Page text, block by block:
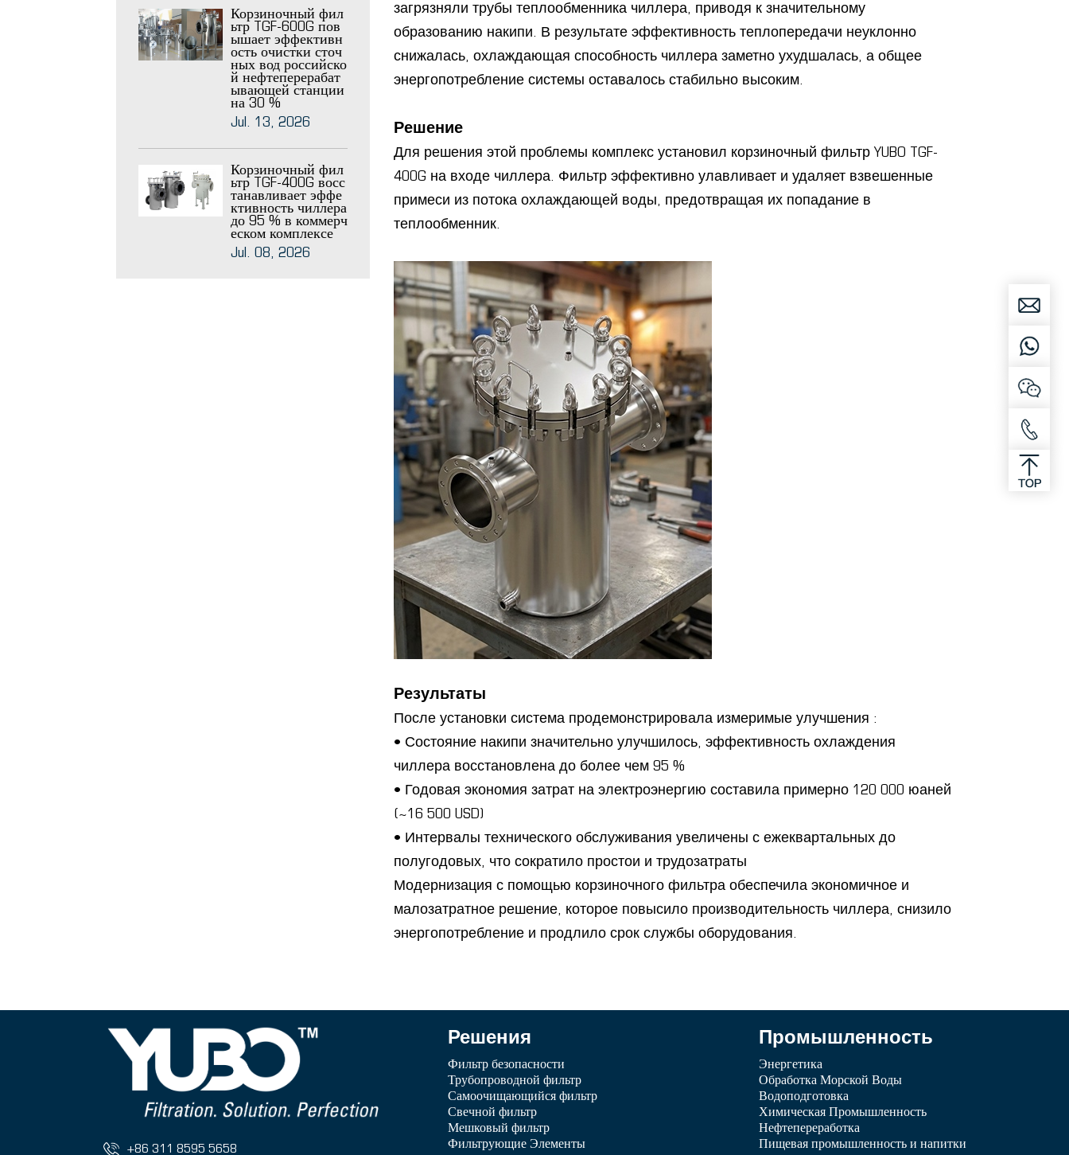
загрязняли трубы теплообменника чиллера, приводя к значительному
образованию накипи. В результате эффективность теплопередачи неуклонно
снижалась, охлаждающая способность чиллера заметно ухудшалась, а общее
энергопотребление системы оставалось стабильно высоким.
Решение
Для решения этой проблемы комплекс установил корзиночный фильтр YUBO TGF-
400G на входе чиллера. Фильтр эффективно улавливает и удаляет взвешенные
примеси из потока охлаждающей воды, предотвращая их попадание в
теплообменник.
Результаты
После установки система продемонстрировала измеримые улучшения :
• Состояние накипи значительно улучшилось, эффективность охлаждения
чиллера восстановлена до более чем 95 %
• Годовая экономия затрат на электроэнергию составила примерно 120 000 юаней
(~16 500 USD)
• Интервалы технического обслуживания увеличены с ежеквартальных до
полугодовых, что сократило простои и трудозатраты
Модернизация с помощью корзиночного фильтра обеспечила экономичное и
малозатратное решение, которое повысило производительность чиллера, снизило
энергопотребление и продлило срок службы оборудования.
Корзиночный фил
ьтр TGF-600G пов
ышает эффективн
ость очистки сточ
ных вод российско
й нефтеперерабат
ывающей станции
на 30 %
Jul. 13, 2026
Корзиночный фил
ьтр TGF-400G восс
танавливает эффе
ктивность чиллера
до 95 % в коммерч
еском комплексе
Jul. 08, 2026
+86 311 8595 5658
Решения
Фильтр безопасности
Трубопроводной фильтр
Самоочищающийся фильтр
Свечной фильтр
Мешковый фильтр
Фильтрующие Элементы
Промышленность
Энергетика
Обработка Морской Воды
Водоподготовка
Химическая Промышленность
Нефтепереработка
Пищевая промышленность и напитки